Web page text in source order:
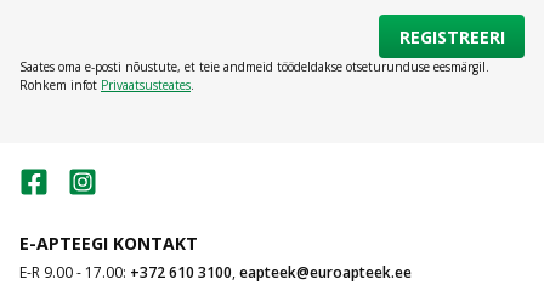
REGISTREERI
Saates oma e-posti nõustute, et teie andmeid töödeldakse otseturunduse eesmärgil.
Rohkem infot Privaatsusteates.
E-APTEEGI KONTAKT
E-R 9.00 - 17.00: +372 610 3100,eapteek@euroapteek.ee